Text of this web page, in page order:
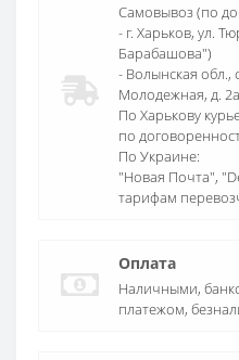
Самовывоз (по
- г. Харьков, ул.
Барабашова")
- Волынская обл.,
Молодежная, д. 2а
По Харькову
по
По Украине:
"Новая Почта",
тарифам
Оплата
Наличными,
платежом,